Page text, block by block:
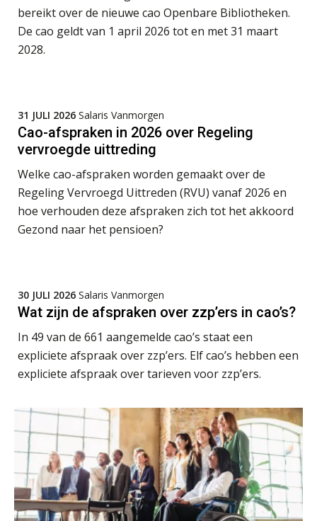
bereikt over de nieuwe cao Openbare Bibliotheken.
De cao geldt van 1 april 2026 tot en met 31 maart
2028.
31 JULI 2026 Salaris Vanmorgen
Cao-afspraken in 2026 over Regeling
vervroegde uittreding
Welke cao-afspraken worden gemaakt over de
Regeling Vervroegd Uittreden (RVU) vanaf 2026 en
hoe verhouden deze afspraken zich tot het akkoord
Gezond naar het pensioen?
30 JULI 2026 Salaris Vanmorgen
Wat zijn de afspraken over zzp’ers in cao’s?
In 49 van de 661 aangemelde cao’s staat een
expliciete afspraak over zzp’ers. Elf cao’s hebben een
expliciete afspraak over tarieven voor zzp’ers.
25
AUG
Summercourse: Een mindset die kansen ziet en vertrouwen geeft
MOCuitgevers
25
AUG
Summercourse Werkkostenregeling
MOCuitgevers
25
AUG
Online Opleiding Praktijkdiploma Loonadministratie (PDL)
MOCuitgevers
26
AUG
Opfriscursus PDL (NIRPA PE)
Markus Verbeek Praehep
26
AUG
Summercourse Impact en invloed van AI op de salarisverwerking (basis)
MOCuitgevers
27
AUG
Summercourse Impact en invloed van AI op de salarisverwerking (verdieping)
MOCuitgevers
28
AUG
Online Vakopleiding Payroll Services (VPS)
MOCuitgevers